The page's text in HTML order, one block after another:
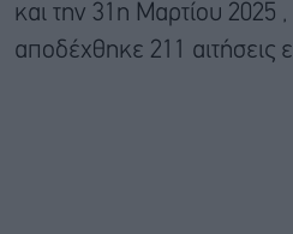
και την 31η Μαρτίου
αποδέχθηκε 211 αιτήσεις